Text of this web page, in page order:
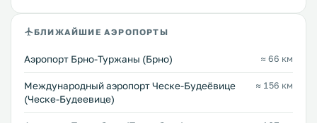
БЛИЖАЙШИЕ АЭРОПОРТЫ
Аэропорт Брно-Туржаны (Брно) ≈ 66 км
Международный аэропорт Ческе-Будеёвице
(Ческе-Будеевице)
≈ 156 км